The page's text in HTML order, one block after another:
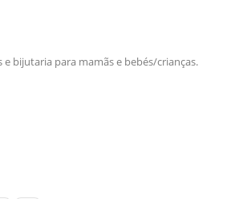
bijutaria para mamãs e bebés/crianças.